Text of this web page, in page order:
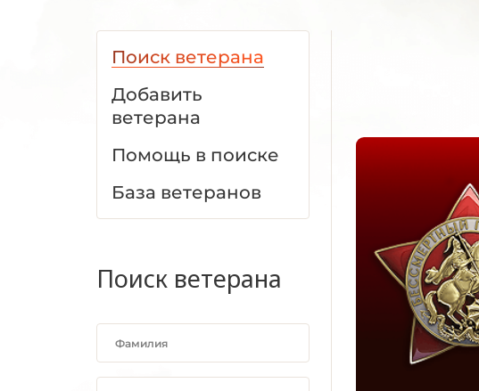
Поиск ветерана
Добавить
ветерана
Помощь в поиске
База ветеранов
Поиск ветерана